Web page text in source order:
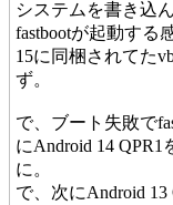
システムを書き込
fastbootが起動する
15に同梱されてた
ず。
で、ブート失敗で
にAndroid 14
に。
で、次にAndroid 13